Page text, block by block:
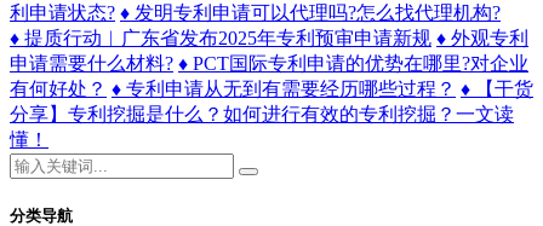
利申请状态? ♦ 发明专利申请可以代理吗?怎么找代理机构?
♦ 提质行动︱广东省发布2025年专利预审申请新规 ♦ 外观专利
申请需要什么材料? ♦ PCT国际专利申请的优势在哪里?对企业
有何好处？ ♦ 专利申请从无到有需要经历哪些过程？ ♦ 【干货
分享】专利挖掘是什么？如何进行有效的专利挖掘？一文读
懂！
分类导航